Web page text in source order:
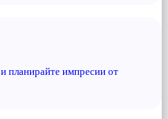
планирайте импресии от